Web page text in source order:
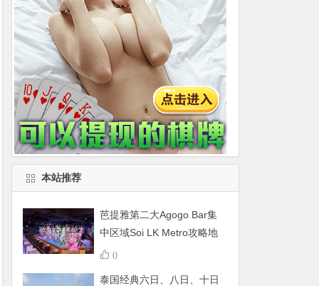
本站推荐
芭提雅第二大Agogo Bar集
中区域Soi LK Metro攻略地
图 0
泰国经典六日、八日、十日